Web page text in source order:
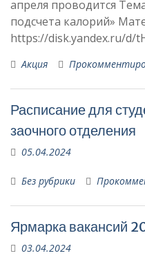
апреля проводится
подсчета калорий»
https://disk.yandex.ru/d/
Акция
Расписание для
заочного отделения
05.04.2024
Без рубрики
Ярмарка вакансий
03.04.2024